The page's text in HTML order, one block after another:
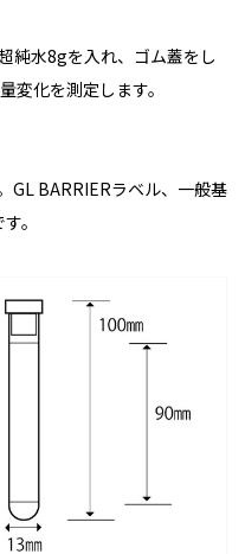
純水8gを入れ、ゴム蓋をし
化を測定します。
GL BARRIERラベル、一般基
。